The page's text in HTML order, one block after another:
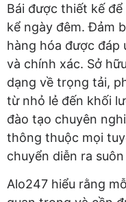
Bái được thiết kế
kể ngày đêm. Đảm
hàng hóa được đáp
và chính xác. Sở
dạng về trọng tải,
từ nhỏ lẻ đến khối
đào tạo chuyên
thông thuộc mọi
chuyển diễn ra
Alo247 hiểu rằng